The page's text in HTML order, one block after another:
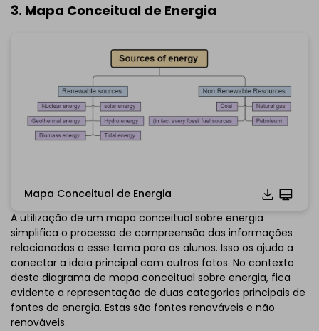
3. Mapa Conceitual de Energia
Clique para baixar e utilizar este template.
*Oemmxarquivo precisa ser aberto no EdrawMind.
Se você ainda não tem o EdrawMind, baixeEdrawMind
livre de
abaixo.
Você também pode tentarEdrawMind
Onlinegratuitamente de abaixo.
Mapa Conceitual de Energia
A utilização de um mapa conceitual sobre energia
simplifica o processo de compreensão das informações
relacionadas a esse tema para os alunos. Isso os ajuda a
conectar a ideia principal com outros fatos. No contexto
deste diagrama de mapa conceitual sobre energia, fica
evidente a representação de duas categorias principais de
fontes de energia. Estas são fontes renováveis ​​e não
renováveis.